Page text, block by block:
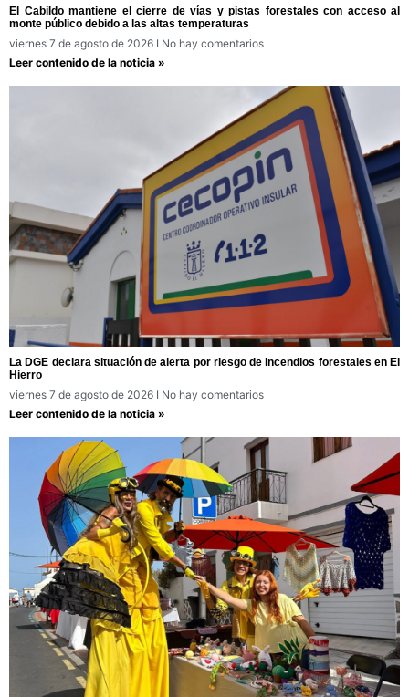
El Cabildo mantiene el cierre de vías y pistas forestales con acceso al
monte público debido a las altas temperaturas
viernes 7 de agosto de 2026
No hay comentarios
Leer contenido de la noticia »
La DGE declara situación de alerta por riesgo de incendios forestales en El
Hierro
viernes 7 de agosto de 2026
No hay comentarios
Leer contenido de la noticia »